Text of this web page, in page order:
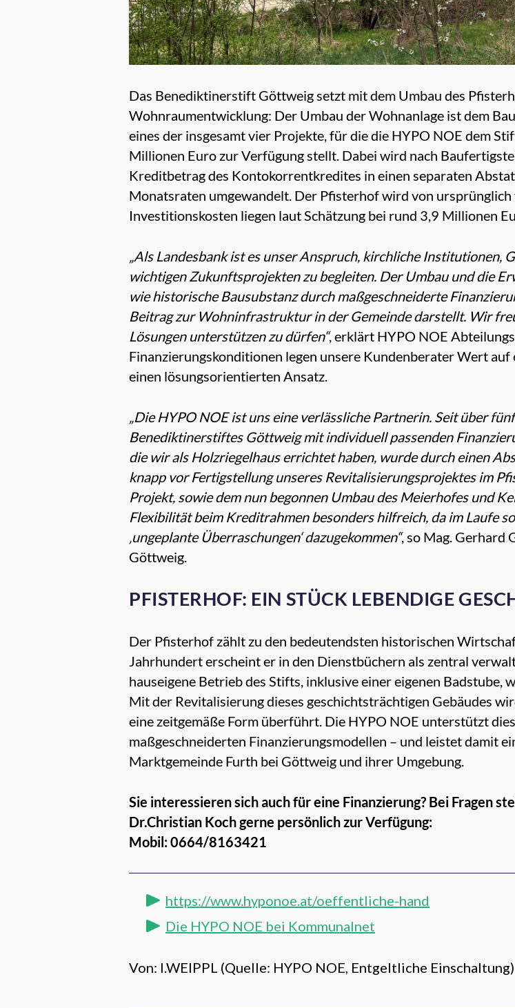
Das Benediktinerstift Göttweig setzt mit dem Umbau des
Wohnraumentwicklung: Der Umbau der Wohnanlage ist dem
eines der insgesamt vier Projekte, für die die HYPO NOE dem
Millionen Euro zur Verfügung stellt. Dabei wird nach
Kreditbetrag des Kontokorrentkredites in einen separaten
Monatsraten umgewandelt. Der Pfisterhof wird von
Investitionskosten liegen laut Schätzung bei rund 3,9 Millionen
„Als Landesbank ist es unser Anspruch, kirchliche Institutionen,
wichtigen Zukunftsprojekten zu begleiten. Der Umbau und die
wie historische Bausubstanz durch maßgeschneiderte
Beitrag zur Wohninfrastruktur in der Gemeinde darstellt. Wir
Lösungen unterstützen zu dürfen“, erklärt HYPO NOE
Finanzierungskonditionen legen unsere Kundenberater Wert
einen lösungsorientierten Ansatz.
„Die HYPO NOE ist uns eine verlässliche Partnerin. Seit über
Benediktinerstiftes Göttweig mit individuell passenden
die wir als Holzriegelhaus errichtet haben, wurde durch einen
knapp vor Fertigstellung unseres Revitalisierungsprojektes im
Projekt, sowie dem nun begonnen Umbau des Meierhofes und
Flexibilität beim Kreditrahmen besonders hilfreich, da im Laufe
‚ungeplante Überraschungen‘ dazugekommen“, so Mag. Gerhard
Göttweig.
PFISTERHOF: EIN STÜCK LEBENDIGE
Der Pfisterhof zählt zu den bedeutendsten historischen
Jahrhundert erscheint er in den Dienstbüchern als zentral
hauseigene Betrieb des Stifts, inklusive einer eigenen Badstube,
Mit der Revitalisierung dieses geschichtsträchtigen Gebäudes
eine zeitgemäße Form überführt. Die HYPO NOE unterstützt
maßgeschneiderten Finanzierungsmodellen – und leistet damit
Marktgemeinde Furth bei Göttweig und ihrer Umgebung.
Sie interessieren sich auch für eine Finanzierung? Bei Fragen
Dr.Christian Koch gerne persönlich zur Verfügung:
Mobil: 0664/8163421
https://www.hyponoe.at/oeffentliche-hand
Die HYPO NOE bei Kommunalnet
Von: I.WEIPPL (Quelle: HYPO NOE, Entgeltliche Einschaltung)